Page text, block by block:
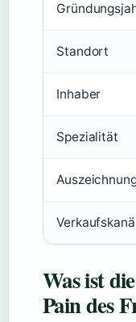
Standort
Inhaber
Spezialität
Was ist
Pain des